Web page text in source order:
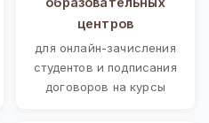
центров
для онлайн-зачисления
студентов и подписания
договоров на курсы